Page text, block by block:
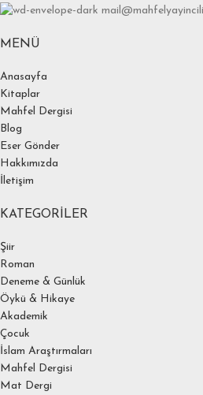
MENÜ
Anasayfa
Kitaplar
Mahfel Dergisi
Blog
Eser Gönder
Hakkımızda
İletişim
KATEGORILER
Şiir
Roman
Deneme & Günlük
Öykü & Hikaye
Akademik
Çocuk
İslam Araştırmaları
Mahfel Dergisi
Mat Dergi